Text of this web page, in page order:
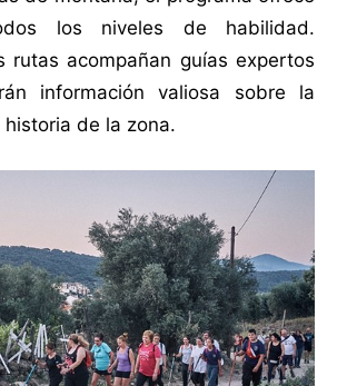
los niveles de habilidad.
rutas acompañan guías expertos
información valiosa sobre la
de la zona.